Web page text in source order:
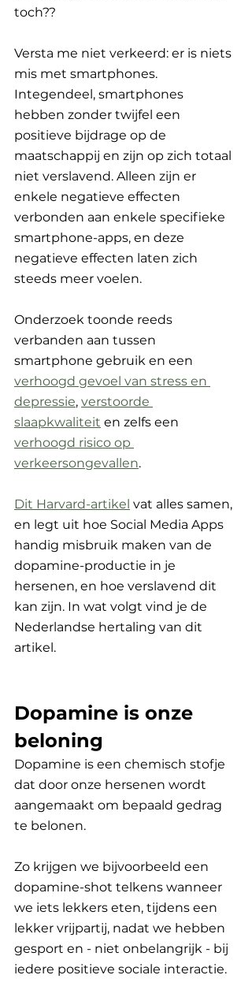
toch??
Versta me niet verkeerd: er is niets
mis met smartphones.
Integendeel, smartphones
hebben zonder twijfel een
positieve bijdrage op de
maatschappij en zijn op zich totaal
niet verslavend. Alleen zijn er
enkele negatieve effecten
verbonden aan enkele specifieke
smartphone-apps, en deze
negatieve effecten laten zich
steeds meer voelen.
Onderzoek toonde reeds
verbanden aan tussen
smartphone gebruik en een
verhoogd gevoel van stress en
depressie, verstoorde
slaapkwaliteit en zelfs een
verhoogd risico op
verkeersongevallen.
Dit Harvard-artikel vat alles samen,
en legt uit hoe Social Media Apps
handig misbruik maken van de
dopamine-productie in je
hersenen, en hoe verslavend dit
kan zijn. In wat volgt vind je de
Nederlandse hertaling van dit
artikel.
Dopamine is onze
beloning
Dopamine is een chemisch stofje
dat door onze hersenen wordt
aangemaakt om bepaald gedrag
te belonen.
Zo krijgen we bijvoorbeeld een
dopamine-shot telkens wanneer
we iets lekkers eten, tijdens een
lekker vrijpartij, nadat we hebben
gesport en - niet onbelangrijk - bij
iedere positieve sociale interactie.